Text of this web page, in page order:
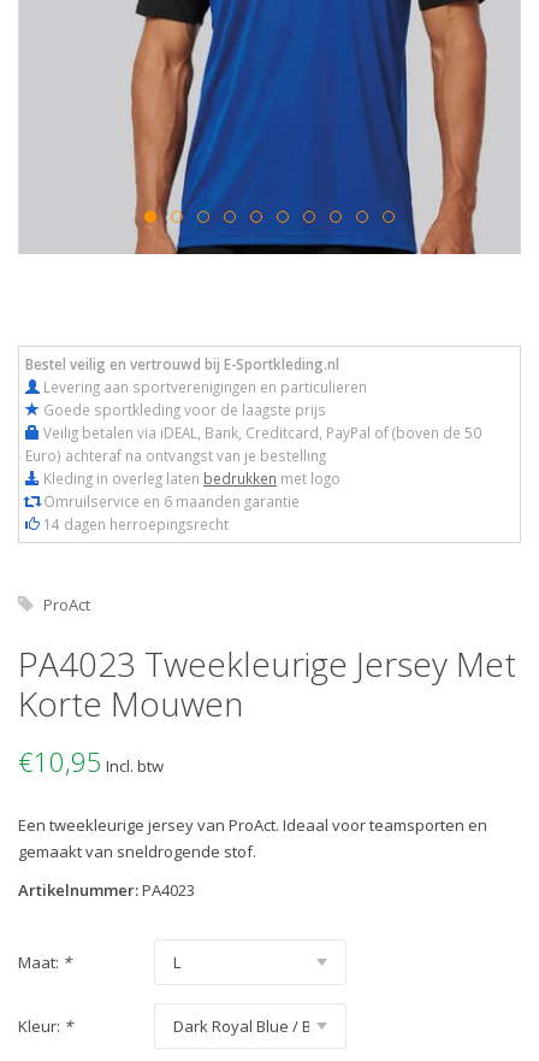
Bestel veilig en vertrouwd bij E-Sportkleding.nl
Levering aan sportverenigingen en particulieren
Goede sportkleding voor de laagste prijs
Veilig betalen via iDEAL, Bank, Creditcard, PayPal of (boven de 50
Euro) achteraf na ontvangst van je bestelling
Kleding in overleg laten bedrukken met logo
Omruilservice en 6 maanden garantie
14 dagen herroepingsrecht
ProAct
PA4023 Tweekleurige Jersey Met
Korte Mouwen
€10,95 Incl. btw
Een tweekleurige jersey van ProAct. Ideaal voor teamsporten en
gemaakt van sneldrogende stof.
Artikelnummer:PA4023
Maat: *
Kleur: *